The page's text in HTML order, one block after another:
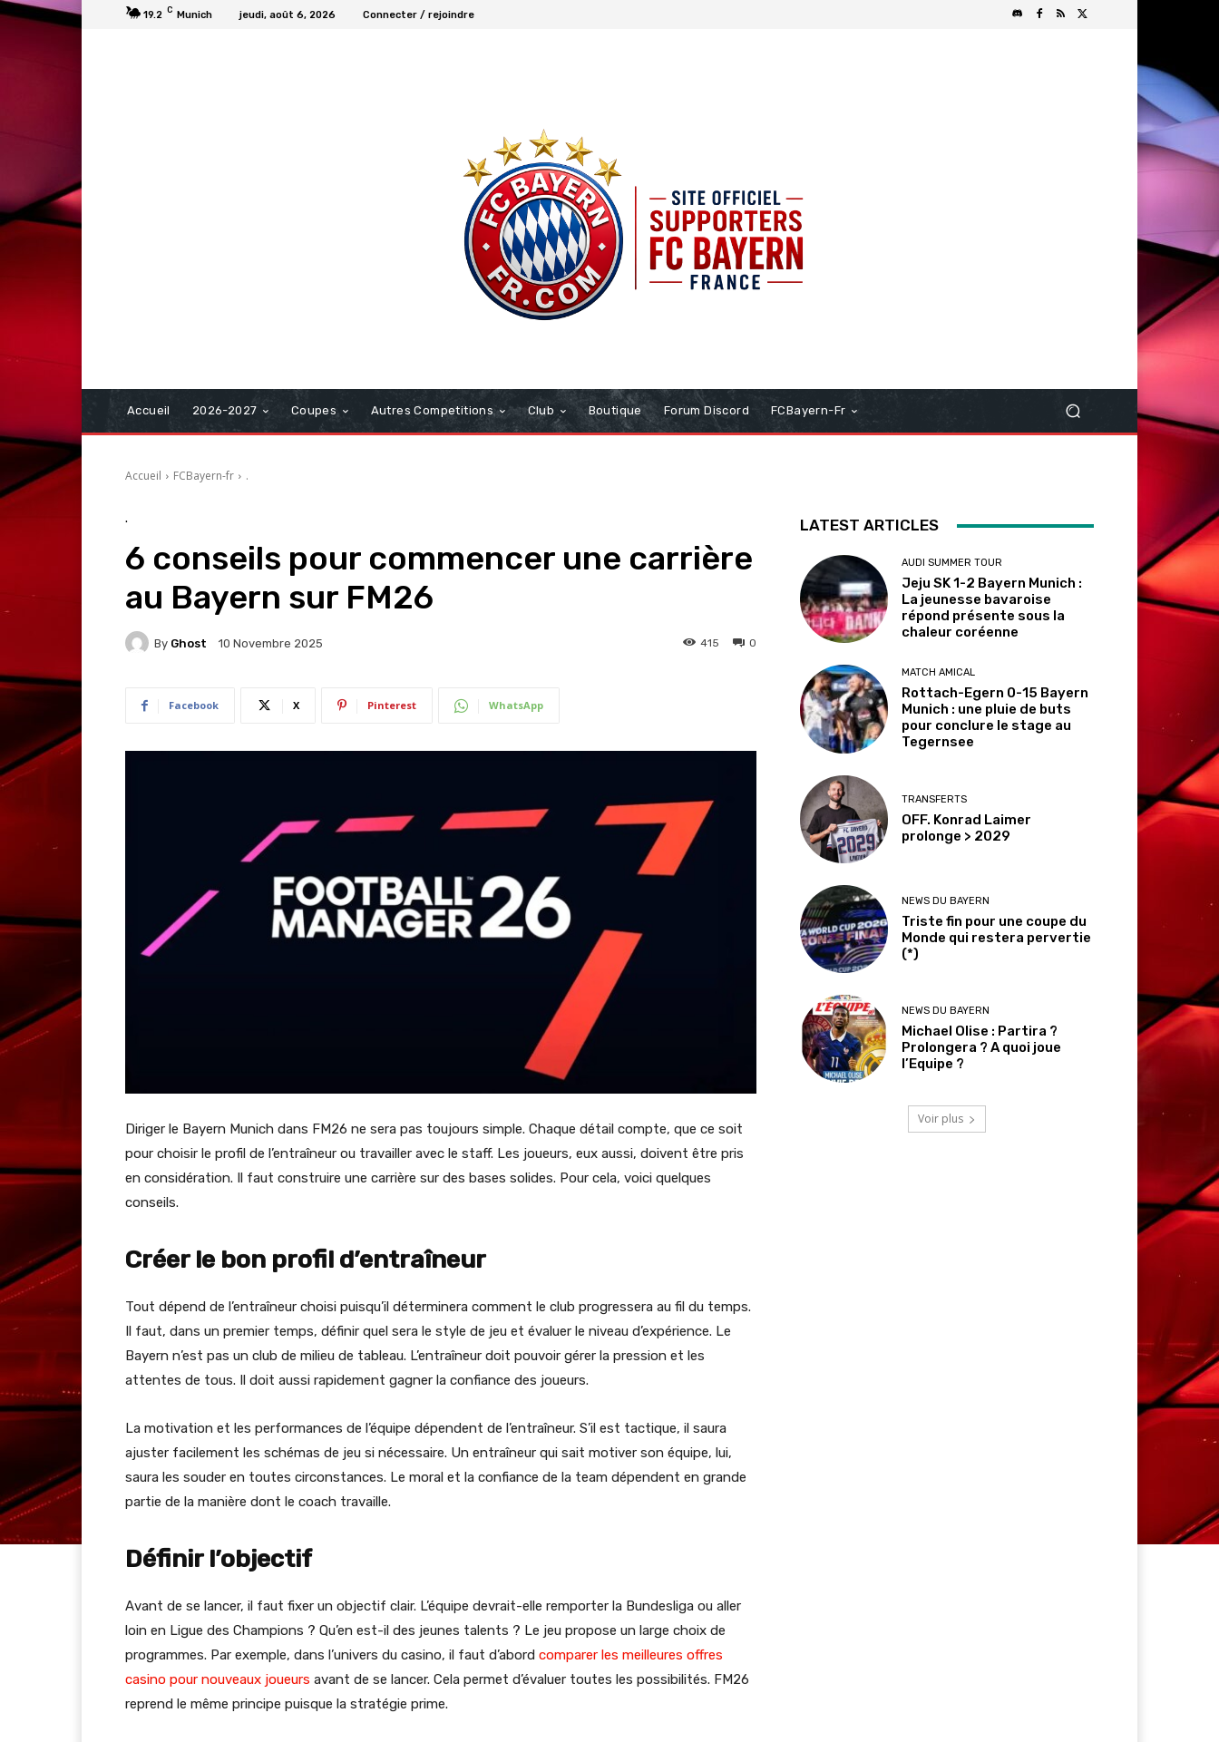
19.2 C Munich jeudi, août 6, 2026 Connecter / rejoindre
Accueil 2026-2027 Coupes Autres Competitions Club Boutique Forum Discord FCBayern-Fr
Accueil FCBayern-fr .
.
6 conseils pour commencer une carrière
au Bayern sur FM26
By Ghost 10 Novembre 2025 0
415
Facebook X Pinterest WhatsApp
Diriger le Bayern Munich dans FM26 ne sera pas toujours simple. Chaque détail compte, que ce soit
pour choisir le profil de l’entraîneur ou travailler avec le staff. Les joueurs, eux aussi, doivent être pris
en considération. Il faut construire une carrière sur des bases solides. Pour cela, voici quelques
conseils.
Créer le bon profil d’entraîneur
Tout dépend de l’entraîneur choisi puisqu’il déterminera comment le club progressera au fil du temps.
Il faut, dans un premier temps, définir quel sera le style de jeu et évaluer le niveau d’expérience. Le
Bayern n’est pas un club de milieu de tableau. L’entraîneur doit pouvoir gérer la pression et les
attentes de tous. Il doit aussi rapidement gagner la confiance des joueurs.
La motivation et les performances de l’équipe dépendent de l’entraîneur. S’il est tactique, il saura
ajuster facilement les schémas de jeu si nécessaire. Un entraîneur qui sait motiver son équipe, lui,
saura les souder en toutes circonstances. Le moral et la confiance de la team dépendent en grande
partie de la manière dont le coach travaille.
Définir l’objectif
Avant de se lancer, il faut fixer un objectif clair. L’équipe devrait-elle remporter la Bundesliga ou aller
loin en Ligue des Champions ? Qu’en est-il des jeunes talents ? Le jeu propose un large choix de
programmes. Par exemple, dans l’univers du casino, il faut d’abord comparer les meilleures offres
casino pour nouveaux joueurs avant de se lancer. Cela permet d’évaluer toutes les possibilités. FM26
reprend le même principe puisque la stratégie prime.
LATEST ARTICLES
AUDI SUMMER TOUR
Jeju SK 1-2 Bayern Munich :
La jeunesse bavaroise
répond présente sous la
chaleur coréenne
MATCH AMICAL
Rottach-Egern 0-15 Bayern
Munich : une pluie de buts
pour conclure le stage au
Tegernsee
TRANSFERTS
OFF. Konrad Laimer
prolonge > 2029
NEWS DU BAYERN
Triste fin pour une coupe du
Monde qui restera pervertie
(*)
NEWS DU BAYERN
Michael Olise : Partira ?
Prolongera ? A quoi joue
l’Equipe ?
Voir plus